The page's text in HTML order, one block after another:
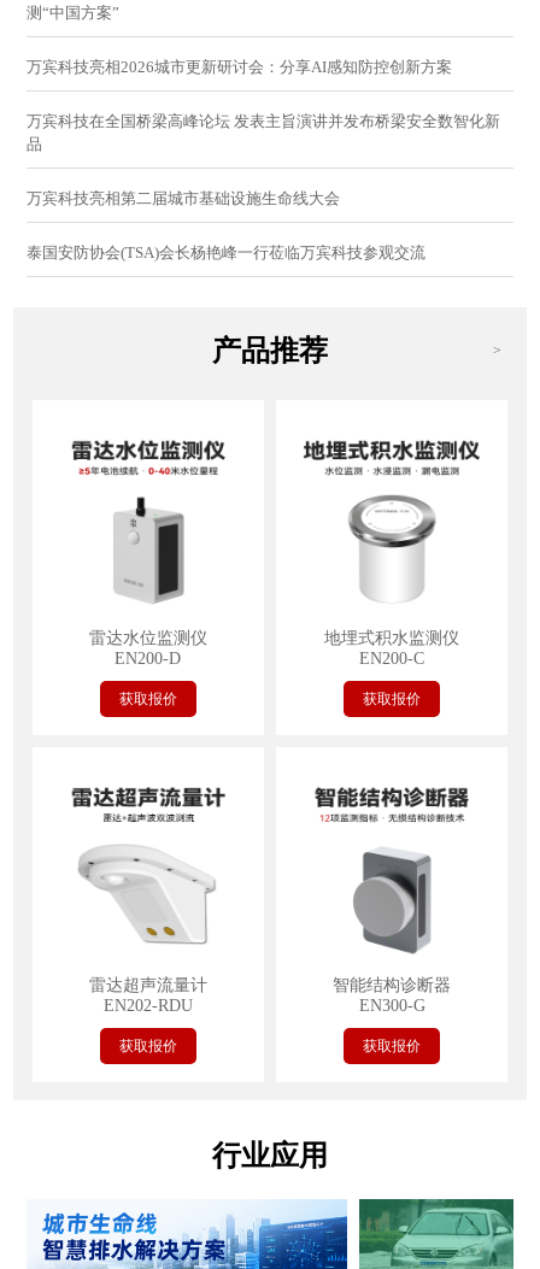
测“中国方案”
万宾科技亮相2026城市更新研讨会：分享AI感知防控创新方案
万宾科技在全国桥梁高峰论坛 发表主旨演讲并发布桥梁安全数智化新
品
万宾科技亮相第二届城市基础设施生命线大会
泰国安防协会(TSA)会长杨艳峰一行莅临万宾科技参观交流
产品推荐 >
雷达水位监测仪
EN200-D
获取报价
地埋式积水监测仪
EN200-C
获取报价
雷达超声流量计
EN202-RDU
获取报价
智能结构诊断器
EN300-G
获取报价
行业应用